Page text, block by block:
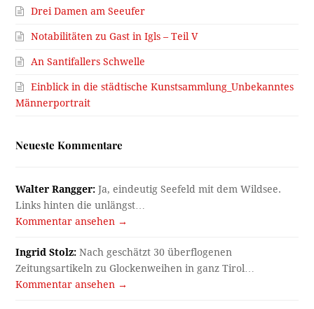
Drei Damen am Seeufer
Notabilitäten zu Gast in Igls – Teil V
An Santifallers Schwelle
Einblick in die städtische Kunstsammlung_Unbekanntes
Männerportrait
Neueste Kommentare
Walter Rangger: Ja, eindeutig Seefeld mit dem Wildsee.
Links hinten die unlängst…
Kommentar ansehen →
Ingrid Stolz: Nach geschätzt 30 überflogenen
Zeitungsartikeln zu Glockenweihen in ganz Tirol…
Kommentar ansehen →